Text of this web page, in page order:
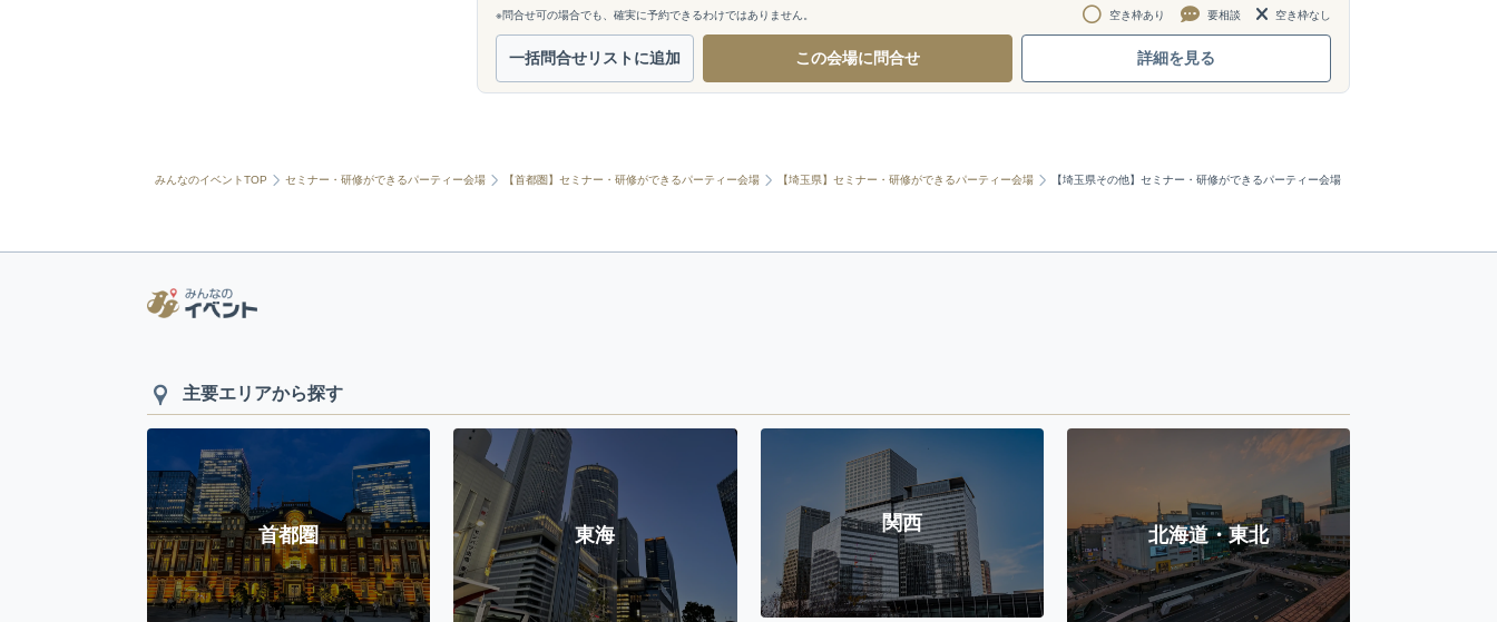
※問合せ可の場合でも、確実に予約できるわけではありません。 空き枠あり 要相談 空き枠なし
一括問合せリストに追加 この会場に問合せ 詳細を見る
みんなのイベントTOP セミナー・研修ができるパーティー会場 【首都圏】セミナー・研修ができるパーティー会場 【埼玉県】セミナー・研修ができるパーティー会場 【埼玉県その他】セミナー・研修ができるパーティー会場
主要エリアから探す
首都圏 東海
関西
北海道・東北